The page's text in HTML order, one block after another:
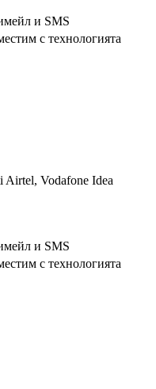
и SMS
с технологията
Airtel, Vodafone Idea
и SMS
с технологията